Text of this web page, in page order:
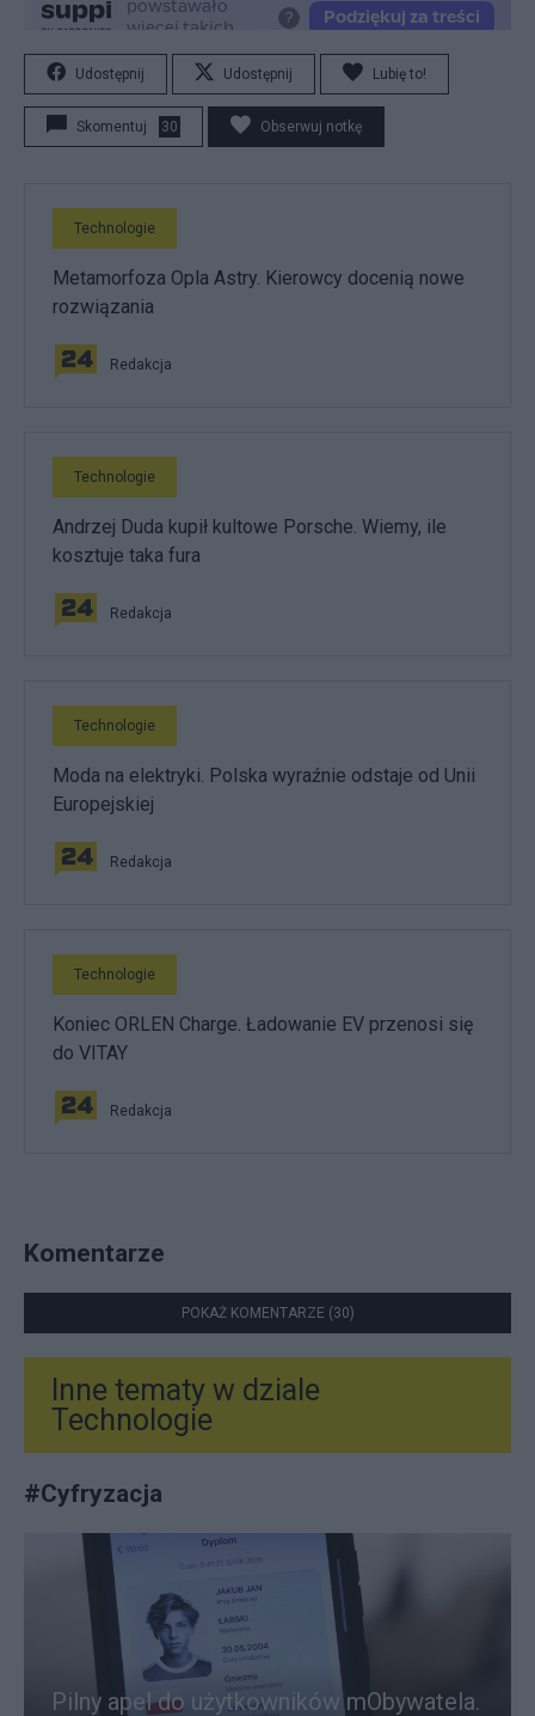
Udostępnij Udostępnij Lubię to!
Skomentuj 30 Obserwuj notkę
Technologie
Metamorfoza Opla Astry. Kierowcy docenią nowe
rozwiązania
Redakcja
Technologie
Andrzej Duda kupił kultowe Porsche. Wiemy, ile
kosztuje taka fura
Redakcja
Technologie
Moda na elektryki. Polska wyraźnie odstaje od Unii
Europejskiej
Redakcja
Technologie
Koniec ORLEN Charge. Ładowanie EV przenosi się
do VITAY
Redakcja
Komentarze
POKAŻ KOMENTARZE (30)
Inne tematy w dziale
Technologie
#Cyfryzacja
Pilny apel do użytkowników mObywatela.